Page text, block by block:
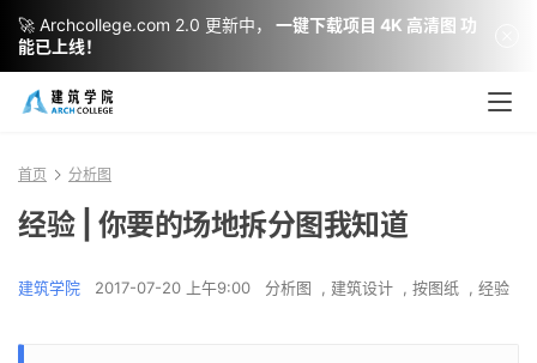
首页 分析图
经验 | 你要的场地拆分图我知道
建筑学院 2017-07-20 上午9:00 分析图 , 建筑设计 , 按图纸 , 经验
🚀 Archcollege.com 2.0 更新中，
一键下载项目 4K 高清图 功
能已上线！